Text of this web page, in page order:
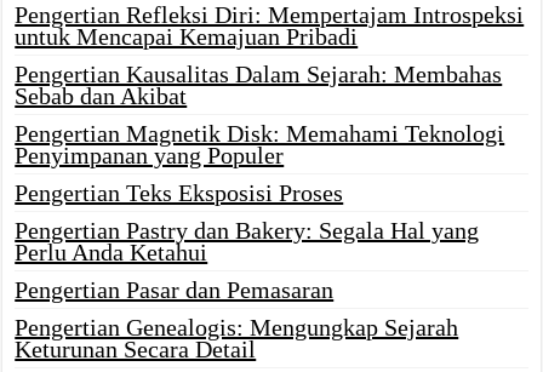
Pengertian Refleksi Diri: Mempertajam Introspeksi
untuk Mencapai Kemajuan Pribadi
Pengertian Kausalitas Dalam Sejarah: Membahas
Sebab dan Akibat
Pengertian Magnetik Disk: Memahami Teknologi
Penyimpanan yang Populer
Pengertian Teks Eksposisi Proses
Pengertian Pastry dan Bakery: Segala Hal yang
Perlu Anda Ketahui
Pengertian Pasar dan Pemasaran
Pengertian Genealogis: Mengungkap Sejarah
Keturunan Secara Detail